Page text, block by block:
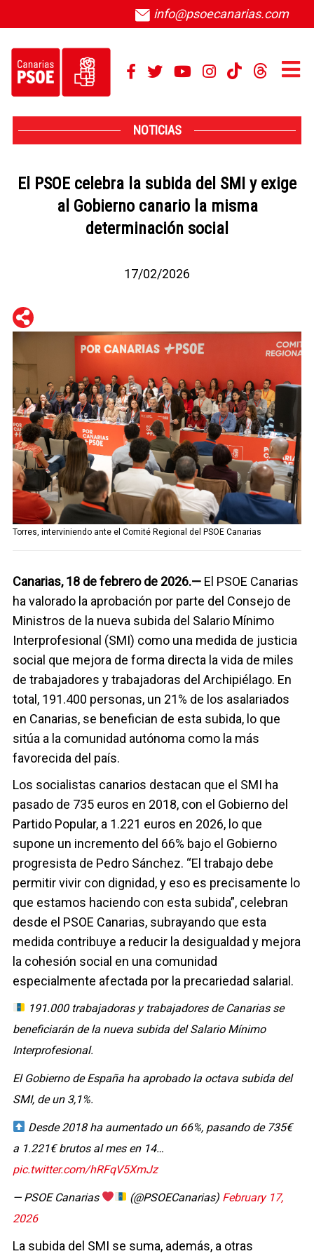
info@psoecanarias.com
NOTICIAS
El PSOE celebra la subida del SMI y exige
al Gobierno canario la misma
determinación social
17/02/2026
Telegram
Twitter
Torres, interviniendo ante el Comité Regional del PSOE Canarias
Canarias, 18 de febrero de 2026.— El PSOE Canarias
ha valorado la aprobación por parte del Consejo de
Ministros de la nueva subida del Salario Mínimo
Interprofesional (SMI) como una medida de justicia
social que mejora de forma directa la vida de miles
de trabajadores y trabajadoras del Archipiélago. En
total, 191.400 personas, un 21% de los asalariados
en Canarias, se benefician de esta subida, lo que
sitúa a la comunidad autónoma como la más
favorecida del país.
Los socialistas canarios destacan que el SMI ha
pasado de 735 euros en 2018, con el Gobierno del
Partido Popular, a 1.221 euros en 2026, lo que
supone un incremento del 66% bajo el Gobierno
progresista de Pedro Sánchez. “El trabajo debe
permitir vivir con dignidad, y eso es precisamente lo
que estamos haciendo con esta subida”, celebran
desde el PSOE Canarias, subrayando que esta
medida contribuye a reducir la desigualdad y mejora
la cohesión social en una comunidad
especialmente afectada por la precariedad salarial.
191.000 trabajadoras y trabajadores de Canarias se
beneficiarán de la nueva subida del Salario Mínimo
Interprofesional.
El Gobierno de España ha aprobado la octava subida del
SMI, de un 3,1%.
Desde 2018 ha aumentado un 66%, pasando de 735€
a 1.221€ brutos al mes en 14…
pic.twitter.com/hRFqV5XmJz
— PSOE Canarias (@PSOECanarias) February 17,
2026
La subida del SMI se suma, además, a otras